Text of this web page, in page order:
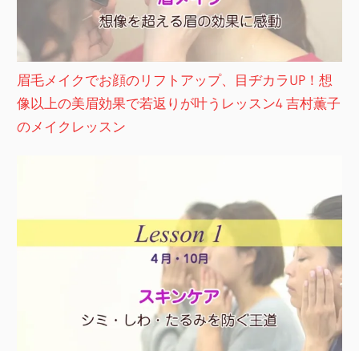
眉毛メイクでお顔のリフトアップ、目ヂカラUP！想
像以上の美眉効果で若返りが叶うレッスン4 吉村薫子
のメイクレッスン